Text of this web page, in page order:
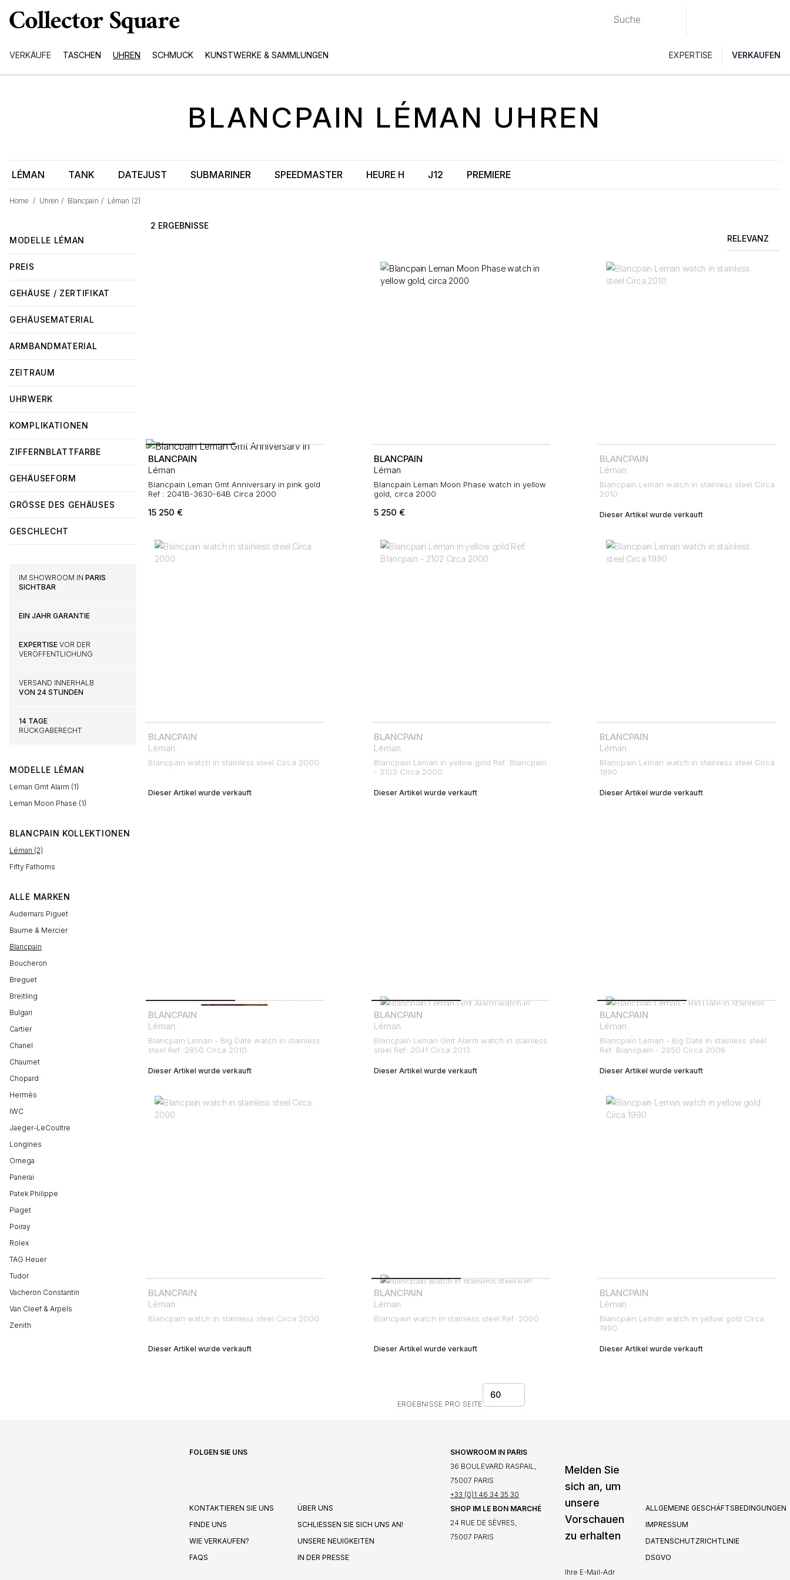
VERKÄUFE TASCHEN UHREN SCHMUCK KUNSTWERKE & SAMMLUNGEN EXPERTISE VERKAUFEN
Home / Uhren / Blancpain / Léman (2)
BLANCPAIN LÉMAN UHREN
LÉMAN TANK DATEJUST SUBMARINER SPEEDMASTER HEURE H J12 PREMIERE
RELEVANZ
2 ERGEBNISSE
MODELLE LÉMAN
PREIS
GEHÄUSE / ZERTIFIKAT
GEHÄUSEMATERIAL
ARMBANDMATERIAL
ZEITRAUM
UHRWERK
KOMPLIKATIONEN
ZIFFERNBLATTFARBE
GEHÄUSEFORM
GRÖSSE DES GEHÄUSES
GESCHLECHT
IM SHOWROOM IN PARIS
SICHTBAR
EIN JAHR GARANTIE
EXPERTISE VOR DER
VERÖFFENTLICHUNG
VERSAND INNERHALB
VON 24 STUNDEN
14 TAGE
RÜCKGABERECHT
MODELLE LÉMAN
Leman Gmt Alarm (1)
Leman Moon Phase (1)
BLANCPAIN KOLLEKTIONEN
Léman (2)
Fifty Fathoms
ALLE MARKEN
Audemars Piguet
Baume & Mercier
Blancpain
Boucheron
Breguet
Breitling
Bulgari
Cartier
Chanel
Chaumet
Chopard
Hermès
IWC
Jaeger-LeCoultre
Longines
Omega
Panerai
Patek Philippe
Piaget
Poiray
Rolex
TAG Heuer
Tudor
Vacheron Constantin
Van Cleef & Arpels
Zenith
BLANCPAIN
Léman
Blancpain Leman Gmt Anniversary in pink gold
Ref : 2041B-3630-64B Circa 2000
15 250 €
BLANCPAIN
Léman
Blancpain Leman Moon Phase watch in yellow
gold, circa 2000
5 250 €
BLANCPAIN
Léman
Blancpain Leman watch in stainless steel Circa
2010
Dieser Artikel wurde verkauft
BLANCPAIN
Léman
Blancpain watch in stainless steel Circa 2000
Dieser Artikel wurde verkauft
BLANCPAIN
Léman
Blancpain Leman in yellow gold Ref: Blancpain
- 2102 Circa 2000
Dieser Artikel wurde verkauft
BLANCPAIN
Léman
Blancpain Leman watch in stainless steel Circa
1990
Dieser Artikel wurde verkauft
BLANCPAIN
Léman
Blancpain Leman - Big Date watch in stainless
steel Ref: 2850 Circa 2010
Dieser Artikel wurde verkauft
BLANCPAIN
Léman
Blancpain Leman Gmt Alarm watch in stainless
steel Ref: 2041 Circa 2013
Dieser Artikel wurde verkauft
BLANCPAIN
Léman
Blancpain Leman - Big Date in stainless steel
Ref: Blancpain - 2850 Circa 2006
Dieser Artikel wurde verkauft
BLANCPAIN
Léman
Blancpain watch in stainless steel Circa 2000
Dieser Artikel wurde verkauft
BLANCPAIN
Léman
Blancpain watch in stainless steel Ref: 2000
Dieser Artikel wurde verkauft
BLANCPAIN
Léman
Blancpain Leman watch in yellow gold Circa
1990
Dieser Artikel wurde verkauft
ERGEBNISSE PRO SEITE
60
Melden Sie
sich an, um
unsere
Vorschauen
zu erhalten
FOLGEN SIE UNS
KONTAKTIEREN SIE UNS
FINDE UNS
WIE VERKAUFEN?
FAQS
ÜBER UNS
SCHLIESSEN SIE SICH UNS AN!
UNSERE NEUIGKEITEN
IN DER PRESSE
ALLGEMEINE GESCHÄFTSBEDINGUNGEN
IMPRESSUM
DATENSCHUTZRICHTLINIE
DSGVO
SHOWROOM IN PARIS
36 BOULEVARD RASPAIL,
75007 PARIS
+33 (0)1 46 34 35 30
SHOP IM LE BON MARCHÉ
24 RUE DE SÈVRES,
75007 PARIS